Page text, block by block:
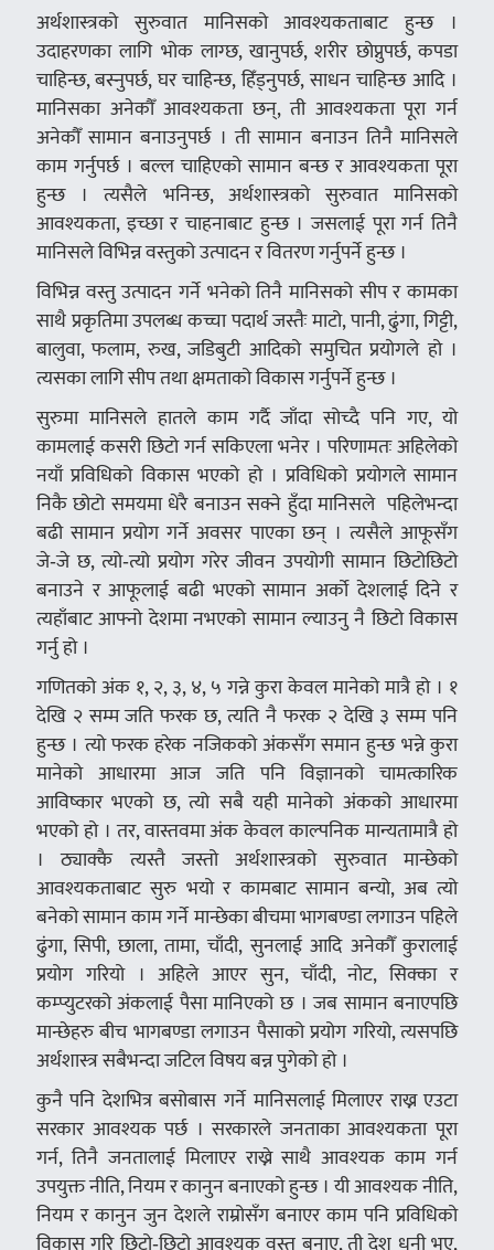
अर्थशास्त्रको सुरुवात मानिसको आवश्यकताबाट हुन्छ ।
उदाहरणका लागि भोक लाग्छ, खानुपर्छ, शरीर छोप्नुपर्छ, कपडा
चाहिन्छ, बस्नुपर्छ, घर चाहिन्छ, हिँड्नुपर्छ, साधन चाहिन्छ आदि ।
मानिसका अनेकौँ आवश्यकता छन्, ती आवश्यकता पूरा गर्न
अनेकौँ सामान बनाउनुपर्छ । ती सामान बनाउन तिनै मानिसले
काम गर्नुपर्छ । बल्ल चाहिएको सामान बन्छ र आवश्यकता पूरा
हुन्छ । त्यसैले भनिन्छ, अर्थशास्त्रको सुरुवात मानिसको
आवश्यकता, इच्छा र चाहनाबाट हुन्छ । जसलाई पूरा गर्न तिनै
मानिसले विभिन्न वस्तुको उत्पादन र वितरण गर्नुपर्ने हुन्छ ।
विभिन्न वस्तु उत्पादन गर्ने भनेको तिनै मानिसको सीप र कामका
साथै प्रकृतिमा उपलब्ध कच्चा पदार्थ जस्तैः माटो, पानी, ढुंगा, गिट्टी,
बालुवा, फलाम, रुख, जडिबुटी आदिको समुचित प्रयोगले हो ।
त्यसका लागि सीप तथा क्षमताको विकास गर्नुपर्ने हुन्छ ।
सुरुमा मानिसले हातले काम गर्दै जाँदा सोच्दै पनि गए, यो
कामलाई कसरी छिटो गर्न सकिएला भनेर । परिणामतः अहिलेको
नयाँ प्रविधिको विकास भएको हो । प्रविधिको प्रयोगले सामान
निकै छोटो समयमा धेरै बनाउन सक्ने हुँदा मानिसले पहिलेभन्दा
बढी सामान प्रयोग गर्ने अवसर पाएका छन् । त्यसैले आफूसँग
जे‑जे छ, त्यो‑त्यो प्रयोग गरेर जीवन उपयोगी सामान छिटोछिटो
बनाउने र आफूलाई बढी भएको सामान अर्को देशलाई दिने र
त्यहाँबाट आफ्नो देशमा नभएको सामान ल्याउनु नै छिटो विकास
गर्नु हो ।
गणितको अंक १, २, ३, ४, ५ गन्ने कुरा केवल मानेको मात्रै हो । १
देखि २ सम्म जति फरक छ, त्यति नै फरक २ देखि ३ सम्म पनि
हुन्छ । त्यो फरक हरेक नजिकको अंकसँग समान हुन्छ भन्ने कुरा
मानेको आधारमा आज जति पनि विज्ञानको चामत्कारिक
आविष्कार भएको छ, त्यो सबै यही मानेको अंकको आधारमा
भएको हो । तर, वास्तवमा अंक केवल काल्पनिक मान्यतामात्रै हो
। ठ्याक्कै त्यस्तै जस्तो अर्थशास्त्रको सुरुवात मान्छेको
आवश्यकताबाट सुरु भयो र कामबाट सामान बन्यो, अब त्यो
बनेको सामान काम गर्ने मान्छेका बीचमा भागबण्डा लगाउन पहिले
ढुंगा, सिपी, छाला, तामा, चाँदी, सुनलाई आदि अनेकौँ कुरालाई
प्रयोग गरियो । अहिले आएर सुन, चाँदी, नोट, सिक्का र
कम्प्युटरको अंकलाई पैसा मानिएको छ । जब सामान बनाएपछि
मान्छेहरु बीच भागबण्डा लगाउन पैसाको प्रयोग गरियो, त्यसपछि
अर्थशास्त्र सबैभन्दा जटिल विषय बन्न पुगेको हो ।
कुनै पनि देशभित्र बसोबास गर्ने मानिसलाई मिलाएर राख्न एउटा
सरकार आवश्यक पर्छ । सरकारले जनताका आवश्यकता पूरा
गर्न, तिनै जनतालाई मिलाएर राख्ने साथै आवश्यक काम गर्न
उपयुक्त नीति, नियम र कानुन बनाएको हुन्छ । यी आवश्यक नीति,
नियम र कानुन जुन देशले राम्रोसँग बनाएर काम पनि प्रविधिको